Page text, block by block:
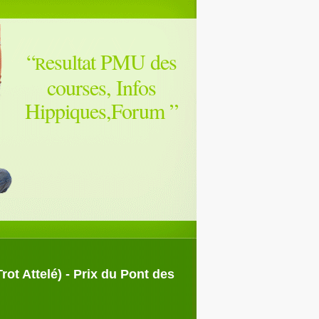
“Resultat PMU des
courses, Infos
Hippiques,Forum”
Attelé) - Prix du Pont des